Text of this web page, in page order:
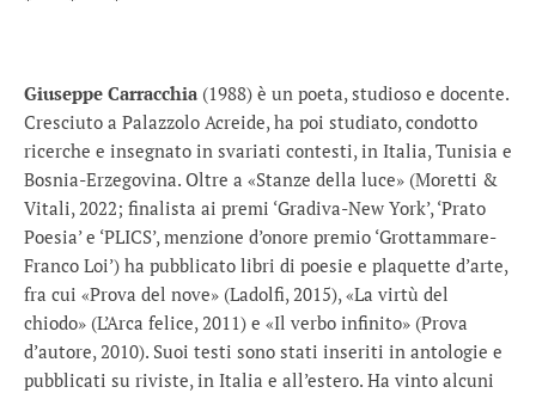
Giuseppe Carracchia (1988) è un poeta, studioso e docente.
Cresciuto a Palazzolo Acreide, ha poi studiato, condotto
ricerche e insegnato in svariati contesti, in Italia, Tunisia e
Bosnia-Erzegovina. Oltre a «Stanze della luce» (Moretti &
Vitali, 2022; finalista ai premi ‘Gradiva-New York’, ‘Prato
Poesia’ e ‘PLICS’, menzione d’onore premio ‘Grottammare-
Franco Loi’) ha pubblicato libri di poesie e plaquette d’arte,
fra cui «Prova del nove» (Ladolfi, 2015), «La virtù del
chiodo» (L’Arca felice, 2011) e «Il verbo infinito» (Prova
d’autore, 2010). Suoi testi sono stati inseriti in antologie e
pubblicati su riviste, in Italia e all’estero. Ha vinto alcuni